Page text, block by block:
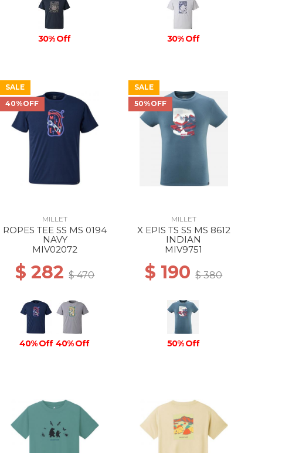
30% Off 30% Off
SALE
40%OFF
MILLET
ROPES TEE SS MS 0194
NAVY
MIV02072
$ 282$ 470
40% Off 40% Off
SALE
50%OFF
MILLET
X EPIS TS SS MS 8612
INDIAN
MIV9751
$ 190$ 380
50% Off